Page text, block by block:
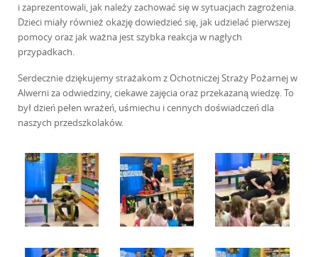
i zaprezentowali, jak należy zachować się w sytuacjach zagrożenia.
Dzieci miały również okazję dowiedzieć się, jak udzielać pierwszej
pomocy oraz jak ważna jest szybka reakcja w nagłych
przypadkach.
Serdecznie dziękujemy strażakom z Ochotniczej Straży Pożarnej w
Alwerni za odwiedziny, ciekawe zajęcia oraz przekazaną wiedzę. To
był dzień pełen wrażeń, uśmiechu i cennych doświadczeń dla
naszych przedszkolaków.